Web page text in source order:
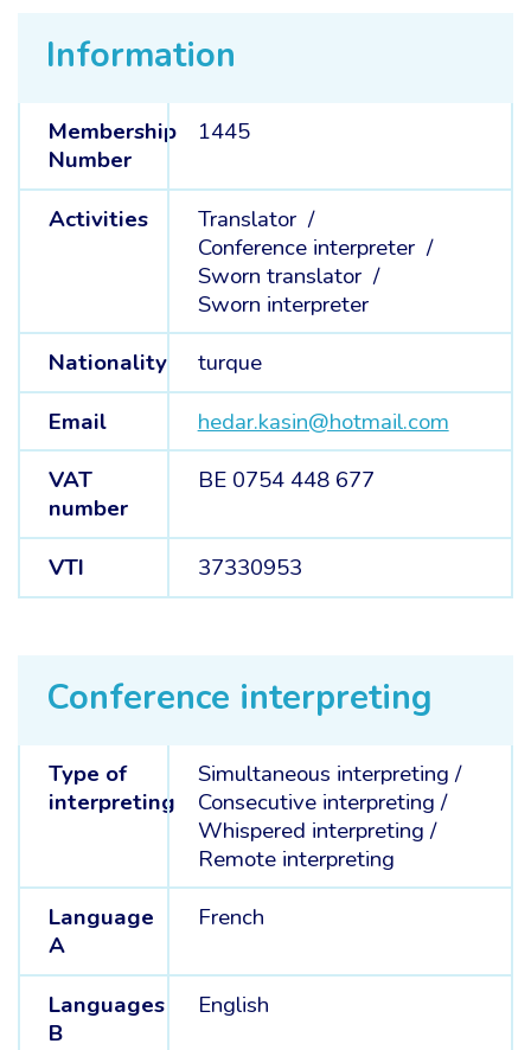
Information
Membership
Number
1445
Activities
Translator /
Conference interpreter /
Sworn translator /
Sworn interpreter
Nationality
turque
Email
hedar.kasin@hotmail.com
VAT
number
BE 0754 448 677
VTI 37330953
Conference interpreting
Type of
interpreting
Simultaneous interpreting/
Consecutive interpreting/
Whispered interpreting/
Remote interpreting
Language
A
French
Languages
B
English